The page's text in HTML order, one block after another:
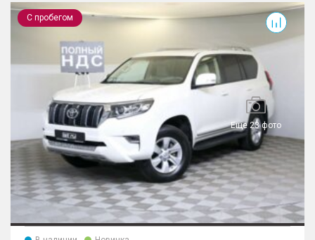
С пробегом
Еще 23 фото
Land Cruiser Prado